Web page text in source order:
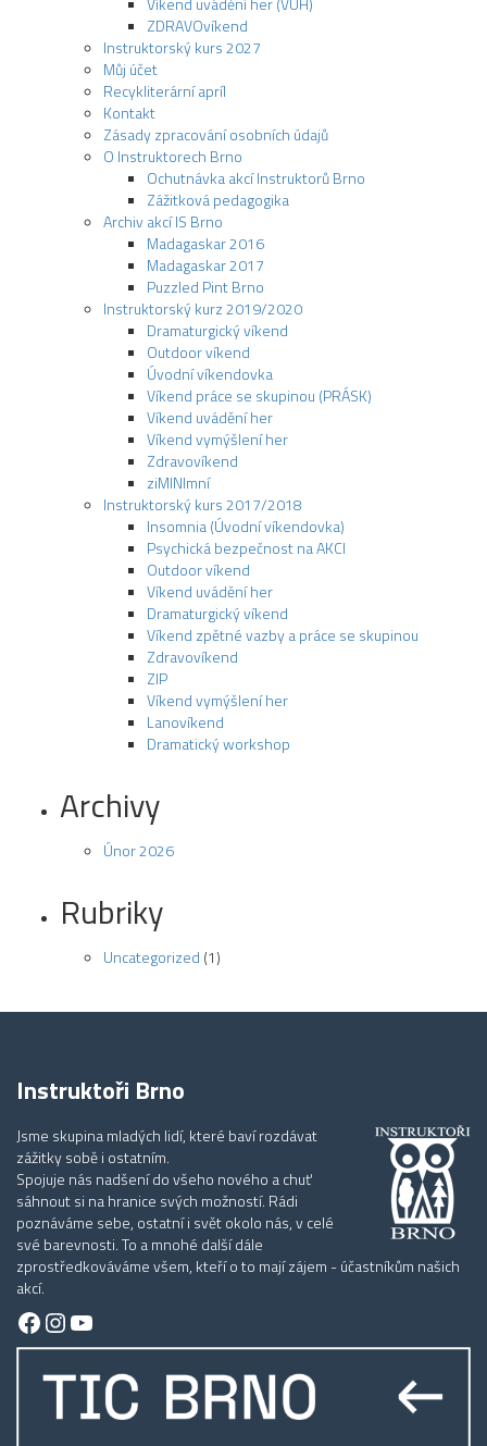
ZDRAVOvíkend
Instruktorský kurs 2027
Můj účet
Recykliterární apríl
Kontakt
Zásady zpracování osobních údajů
O Instruktorech Brno
Ochutnávka akcí Instruktorů Brno
Zážitková pedagogika
Archiv akcí IS Brno
Madagaskar 2016
Madagaskar 2017
Puzzled Pint Brno
Instruktorský kurz 2019/2020
Dramaturgický víkend
Outdoor víkend
Úvodní víkendovka
Víkend práce se skupinou (PRÁSK)
Víkend uvádění her
Víkend vymýšlení her
Zdravovíkend
ziMINImní
Instruktorský kurs 2017/2018
Insomnia (Úvodní víkendovka)
Psychická bezpečnost na AKCI
Outdoor víkend
Víkend uvádění her
Dramaturgický víkend
Víkend zpětné vazby a práce se skupinou
Zdravovíkend
ZIP
Víkend vymýšlení her
Lanovíkend
Dramatický workshop
Archivy
Únor 2026
Rubriky
Uncategorized (1)
Instruktoři Brno
Jsme skupina mladých lidí, které baví rozdávat
zážitky sobě i ostatním.
Spojuje nás nadšení do všeho nového a chuť
sáhnout si na hranice svých možností. Rádi
poznáváme sebe, ostatní i svět okolo nás, v celé
své barevnosti. To a mnohé další dále
zprostředkováváme všem, kteří o to mají zájem - účastníkům našich
akcí.
Facebook
Instagram
YouTube